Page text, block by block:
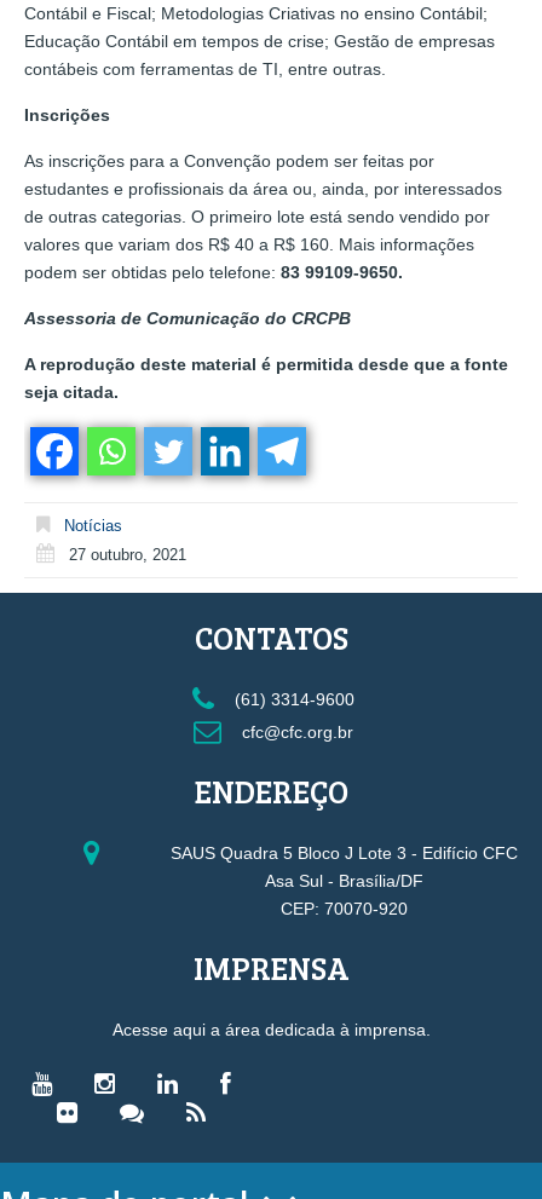
Contábil e Fiscal; Metodologias Criativas no ensino Contábil;
Educação Contábil em tempos de crise; Gestão de empresas
contábeis com ferramentas de TI, entre outras.
Inscrições
As inscrições para a Convenção podem ser feitas por
estudantes e profissionais da área ou, ainda, por interessados
de outras categorias. O primeiro lote está sendo vendido por
valores que variam dos R$ 40 a R$ 160. Mais informações
podem ser obtidas pelo telefone: 83 99109-9650.
Assessoria de Comunicação do CRCPB
A reprodução deste material é permitida desde que a fonte
seja citada.
Notícias
27 outubro, 2021
CONTATOS
(61) 3314-9600
cfc@cfc.org.br
ENDEREÇO
SAUS Quadra 5 Bloco J Lote 3 - Edifício CFC
Asa Sul - Brasília/DF
CEP: 70070-920
IMPRENSA
Acesse aqui a área dedicada à imprensa.